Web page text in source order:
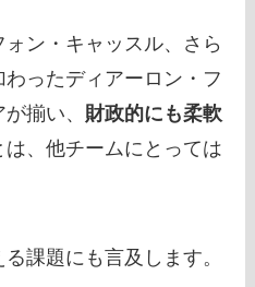
ン・キャッスル、さら
ったディアーロン・フ
揃い、 財政的にも柔軟
は、他チームにとっては
課題にも言及します。